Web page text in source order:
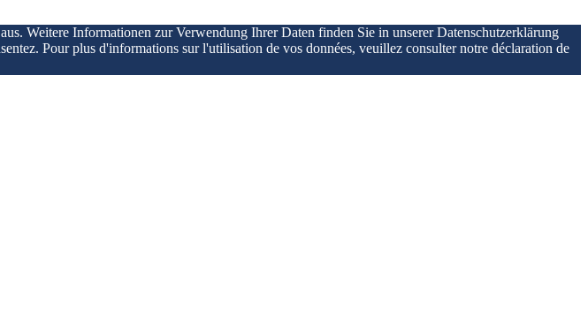
Weitere Informationen zur Verwendung Ihrer Daten finden Sie in unserer Datenschutzerklärung
Pour plus d'informations sur l'utilisation de vos données, veuillez consulter notre déclaration de